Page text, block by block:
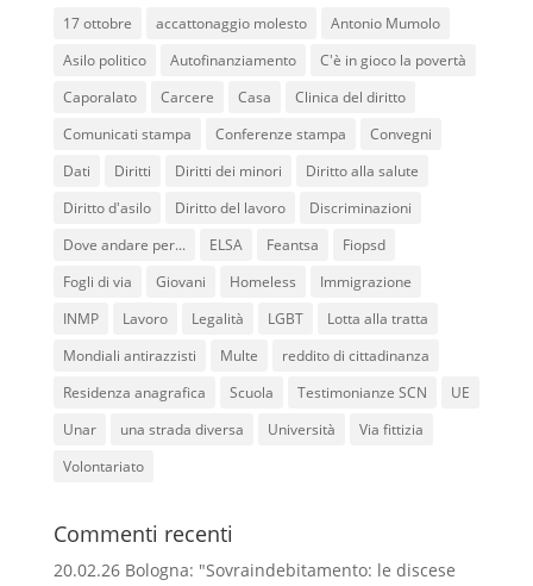
17 ottobre accattonaggio molesto
Antonio Mumolo
Asilo politico
Autofinanziamento
C'è in gioco la povertà
Caporalato
Carcere Casa
Clinica del diritto
Comunicati stampa
Conferenze stampa
Convegni
Dati
Diritti Diritti dei minori
Diritto alla salute
Diritto d'asilo
Diritto del lavoro
Discriminazioni
Dove andare per...
ELSA Feantsa
Fiopsd
Fogli di via
Giovani Homeless
Immigrazione
INMP
Lavoro Legalità LGBT
Lotta alla tratta
Mondiali antirazzisti
Multe
reddito di cittadinanza
Residenza anagrafica
Scuola Testimonianze SCN
UE
Unar
una strada diversa Università
Via fittizia
Volontariato
Commenti recenti
20.02.26 Bologna: "Sovraindebitamento: le discese